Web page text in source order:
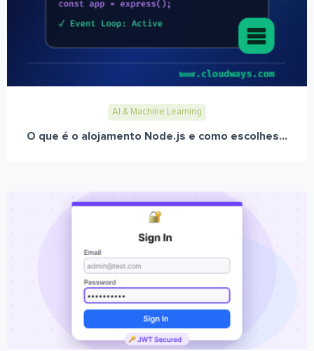
AI & Machine Learning
O que é o alojamento Node.js e como escolhes...